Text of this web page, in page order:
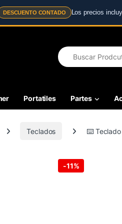
DESCUENTO CONTADO Los precios
Search for:
Portatiles Partes
Teclados ⌨️ Teclado
-11%